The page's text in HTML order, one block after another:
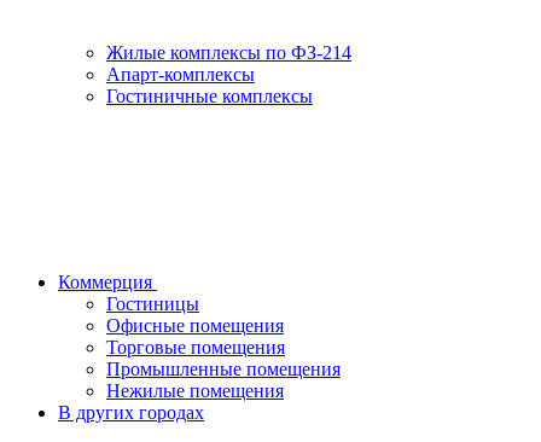
Жилые комплексы по ФЗ-214
Апарт-комплексы
Гостиничные комплексы
Коммерция
Гостиницы
Офисные помещения
Торговые помещения
Промышленные помещения
Нежилые помещения
В других городах